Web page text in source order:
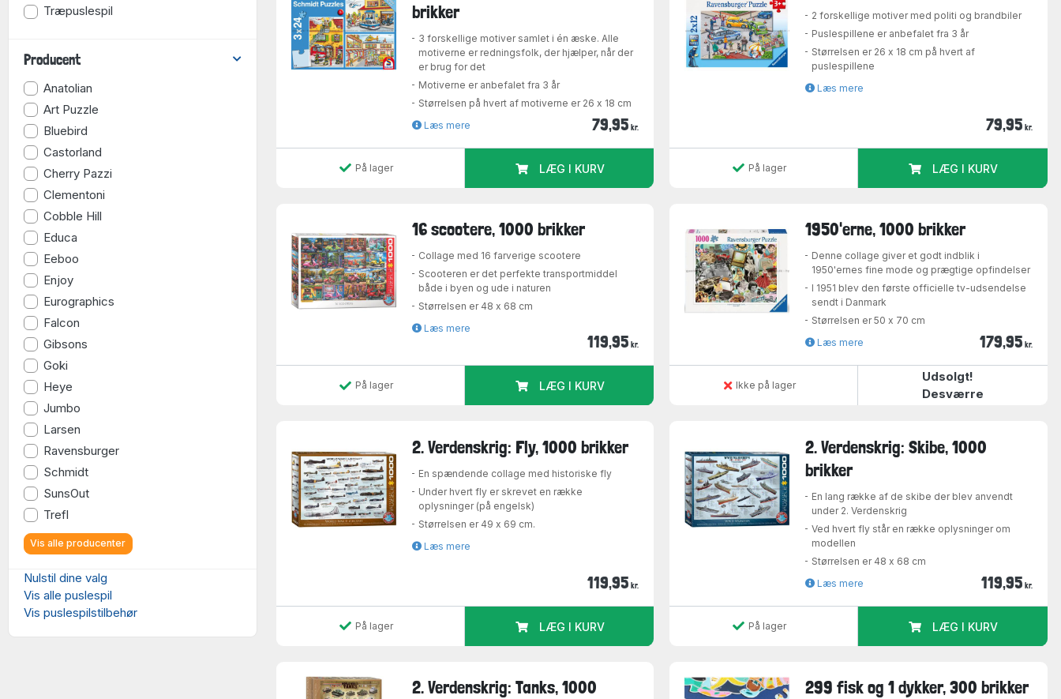
Træpuslespil
Producent
Anatolian
Art Puzzle
Bluebird
Castorland
Cherry Pazzi
Clementoni
Cobble Hill
Educa
Eeboo
Enjoy
Eurographics
Falcon
Gibsons
Goki
Heye
Jumbo
Larsen
Ravensburger
Schmidt
SunsOut
Trefl
Vis alle producenter
Nulstil dine valg
Vis alle puslespil
Vis puslespilstilbehør
brikker
3 forskellige motiver samlet i én æske. Alle
motiverne er redningsfolk, der hjælper, når der
er brug for det
Motiverne er anbefalet fra 3 år
Størrelsen på hvert af motiverne er 26 x 18 cm
Læs mere
79,95 kr.
På lager LÆG I KURV
2 forskellige motiver med politi og brandbiler
Puslespillene er anbefalet fra 3 år
Størrelsen er 26 x 18 cm på hvert af
puslespillene
Læs mere
79,95 kr.
På lager LÆG I KURV
16 scootere, 1000 brikker
Collage med 16 farverige scootere
Scooteren er det perfekte transportmiddel
både i byen og ude i naturen
Størrelsen er 48 x 68 cm
Læs mere
119,95 kr.
På lager LÆG I KURV
1950'erne, 1000 brikker
Denne collage giver et godt indblik i
1950'ernes fine mode og prægtige opfindelser
I 1951 blev den første officielle tv-udsendelse
sendt i Danmark
Størrelsen er 50 x 70 cm
Læs mere
179,95 kr.
Ikke på lager
Udsolgt!
Desværre
2. Verdenskrig: Fly, 1000 brikker
En spændende collage med historiske fly
Under hvert fly er skrevet en række
oplysninger (på engelsk)
Størrelsen er 49 x 69 cm.
Læs mere
119,95 kr.
På lager LÆG I KURV
2. Verdenskrig: Skibe, 1000
brikker
En lang række af de skibe der blev anvendt
under 2. Verdenskrig
Ved hvert fly står en række oplysninger om
modellen
Størrelsen er 48 x 68 cm
Læs mere
119,95 kr.
På lager LÆG I KURV
2. Verdenskrig: Tanks, 1000
299 fisk og 1 dykker, 300 brikker